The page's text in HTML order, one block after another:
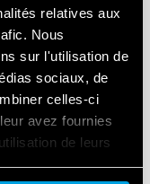
relatives aux
Nous
sur l'utilisation de
sociaux, de
celles-ci
avez fournies
de leurs